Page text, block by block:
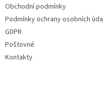
Obchodní podmínky
Podmínky ochrany osobních
GDPR
Poštovné
Kontakty